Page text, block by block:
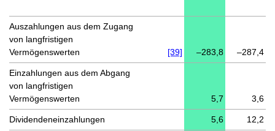
Auszahlungen aus dem Zugang
von langfristigen
Vermögenswerten
[39] –283,8 –287,4
Einzahlungen aus dem Abgang
von langfristigen
Vermögenswerten
5,7 3,6
Dividendeneinzahlungen 5,6 12,2